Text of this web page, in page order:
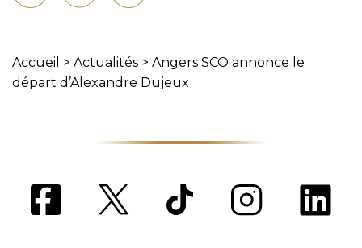
Accueil > Actualités > Angers SCO annonce le
départ d’Alexandre Dujeux